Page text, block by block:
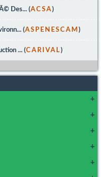
Des... (ACSA )
(ASPENESCAM )
... (CARIVAL )
sur le Genre
2024
JIF 2023
femmes.a/s
2025